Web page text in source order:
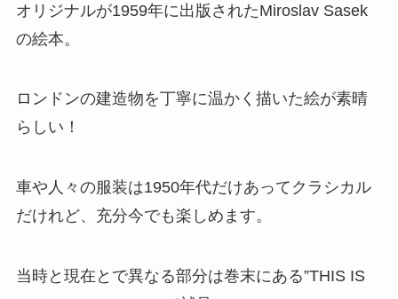
オリジナルが1959年に出版されたMiroslav Sasek
の絵本。
ロンドンの建造物を丁寧に温かく描いた絵が素晴
らしい！
車や人々の服装は1950年代だけあってクラシカル
だけれど、充分今でも楽しめます。
当時と現在とで異なる部分は巻末にある”THIS IS